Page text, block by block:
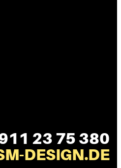
23 75 380
DESIGN.DE